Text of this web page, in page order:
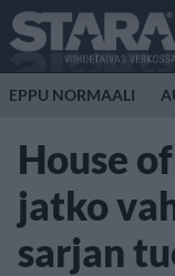
EPPU NORMAALI
House
jatko
sarjan